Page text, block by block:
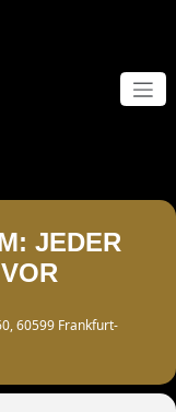
JEDER
60599 Frankfurt-